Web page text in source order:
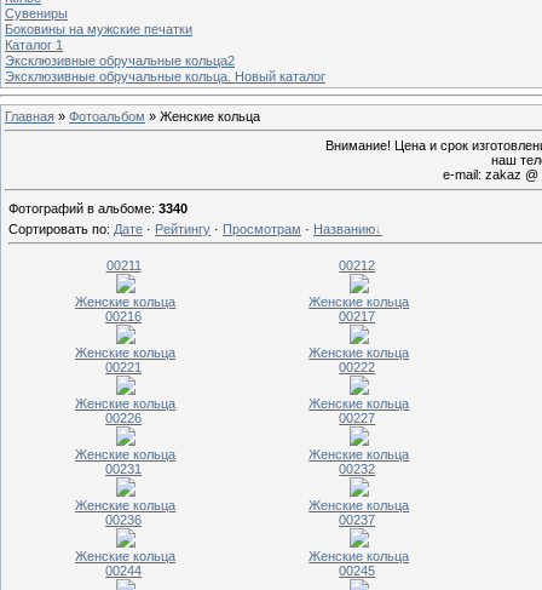
Сувениры
Боковины на мужские печатки
Каталог 1
Эксклюзивные обручальные кольца2
Эксклюзивные обручальные кольца. Новый каталог
Главная » Фотоальбом » Женские кольца
Внимание! Цена и срок
наш
e-mail: zakaz @
Фотографий в альбоме: 3340
Сортировать по: Дате · Рейтингу · Просмотрам · Названию
00211
Женские кольца
00212
Женские кольца
00216
Женские кольца
00217
Женские кольца
00221
Женские кольца
00222
Женские кольца
00226
Женские кольца
00227
Женские кольца
00231
Женские кольца
00232
Женские кольца
00236
Женские кольца
00237
Женские кольца
00244
00245